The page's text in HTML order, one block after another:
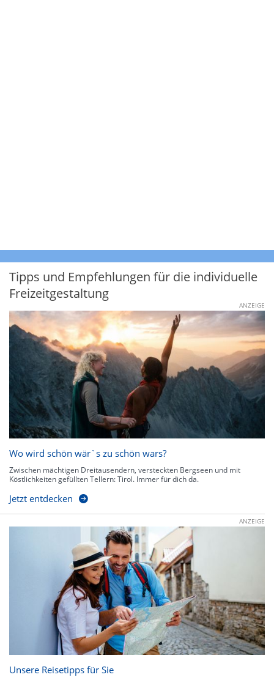
Tipps und Empfehlungen für die individuelle
Freizeitgestaltung
ANZEIGE
Wo wird schön wär`s zu schön wars?
Zwischen mächtigen Dreitausendern, versteckten Bergseen und mit
Köstlichkeiten gefüllten Tellern: Tirol. Immer für dich da.
Jetzt entdecken
ANZEIGE
Unsere Reisetipps für Sie